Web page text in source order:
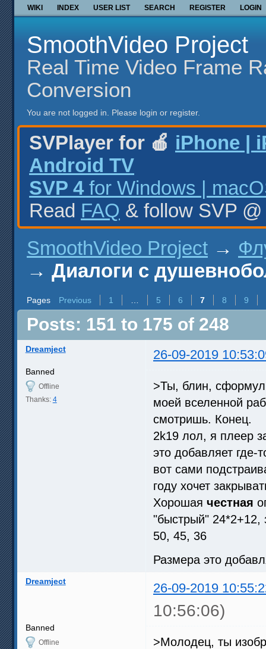
WIKI INDEX USER LIST SEARCH REGISTER LOGIN
SmoothVideo Project
Real Time Video Frame
Conversion
You are not logged in. Please login or register.
SVPlayer for 🍎 iPhone |
Android TV
SVP 4 for Windows |
Read FAQ & follow SVP
SmoothVideo Project →
→ Диалоги с
Pages Previous 1 5 6 7 8 9
Posts: 151 to 175 of 248
Dreamject 26-09-2019
Banned
Offline
Thanks: 4
>Ты, блин,
моей вселенной
смотришь. Конец.
2k19 лол, я плеер
это добавляет где-
вот сами
году хочет
Хорошая честная
"быстрый" 24*2+12,
50, 45, 36
Размера это
Dreamject 26-09-2019
10:56:06)
Banned
Offline
>Молодец, ты